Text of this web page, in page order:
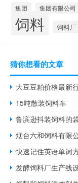
集团 集团有限公司
饲料 饲料厂
猜你想看的文章
大豆豆粕价格最新
15吨散装饲料车
鲁滨逊抖装饲料的
烟台六和饲料有限
快速记住英语单词
发酵饲料厂生产线